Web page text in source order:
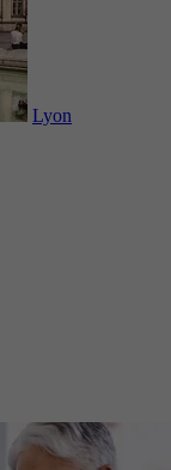
Lyon